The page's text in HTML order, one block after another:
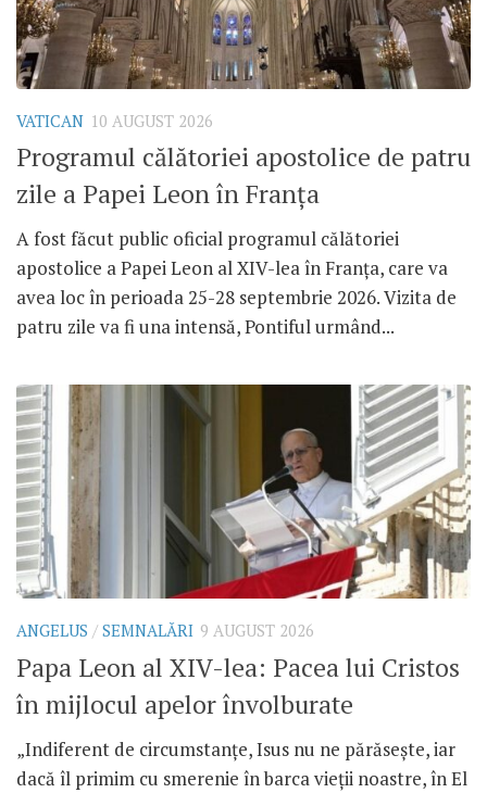
VATICAN 10 AUGUST 2026
Programul călătoriei apostolice de patru
zile a Papei Leon în Franța
A fost făcut public oficial programul călătoriei
apostolice a Papei Leon al XIV-lea în Franța, care va
avea loc în perioada 25-28 septembrie 2026. Vizita de
patru zile va fi una intensă, Pontiful urmând...
ANGELUS / SEMNALĂRI 9 AUGUST 2026
Papa Leon al XIV-lea: Pacea lui Cristos
în mijlocul apelor învolburate
„Indiferent de circumstanțe, Isus nu ne părăsește, iar
dacă îl primim cu smerenie în barca vieții noastre, în El